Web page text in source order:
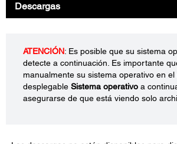
Descargas
ATENCIÓN: Es posible que su sistema
detecte a continuación. Es importante
manualmente su sistema operativo en el
desplegable Sistema operativo a
asegurarse de que está viendo solo